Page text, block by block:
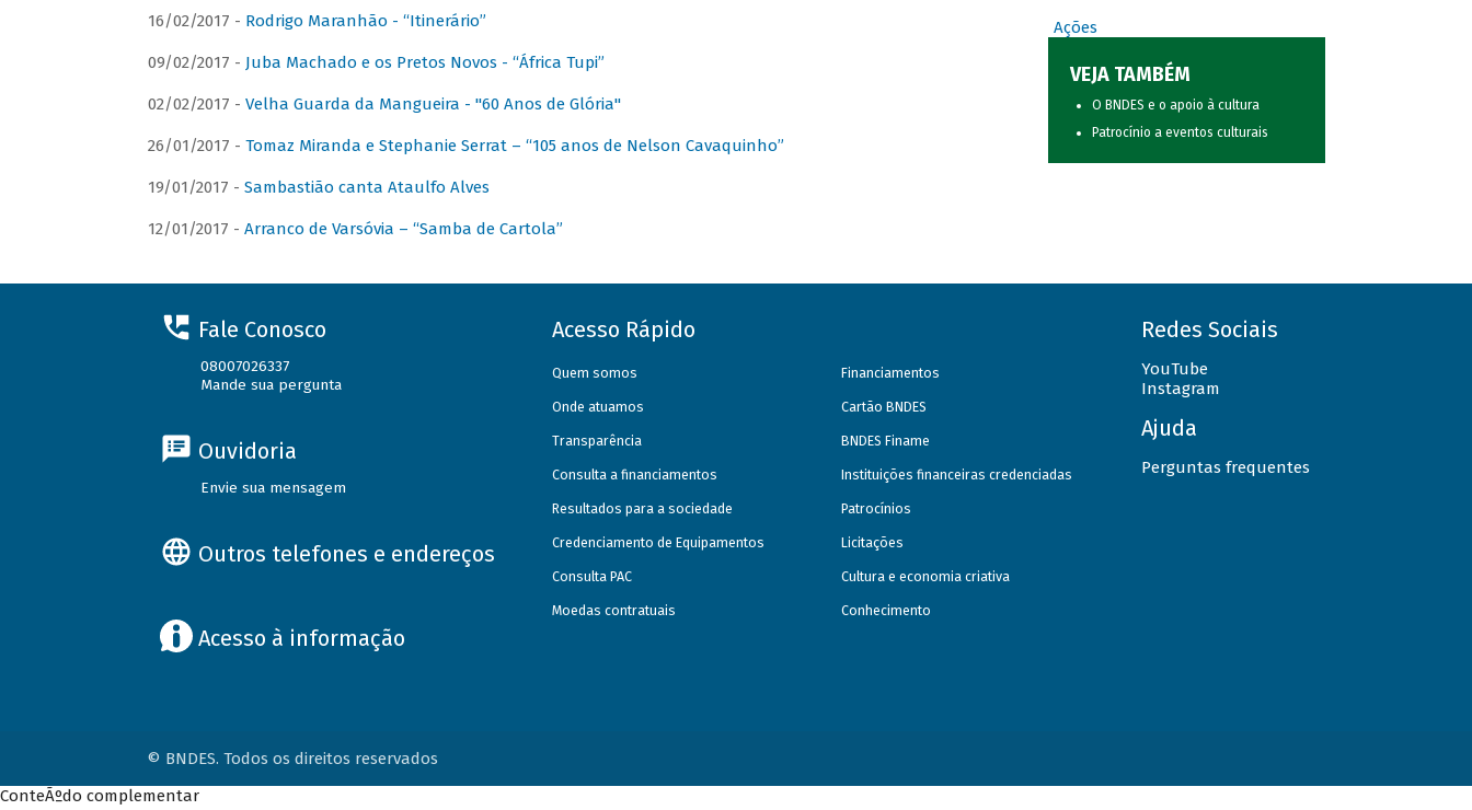
16/02/2017 - Rodrigo Maranhão - “Itinerário”
09/02/2017 - Juba Machado e os Pretos Novos - “África Tupi”
02/02/2017 - Velha Guarda da Mangueira - "60 Anos de Glória"
26/01/2017 - Tomaz Miranda e Stephanie Serrat – “105 anos de Nelson Cavaquinho”
19/01/2017 - Sambastião canta Ataulfo Alves
12/01/2017 - Arranco de Varsóvia – “Samba de Cartola”
Ações
VEJA TAMBÉM
O BNDES e o apoio à cultura
Patrocínio a eventos culturais
Fale Conosco
08007026337
Mande sua pergunta
Ouvidoria
Envie sua mensagem
Outros telefones e endereços
Acesso à informação
Acesso Rápido
Quem somos
Onde atuamos
Transparência
Consulta a financiamentos
Resultados para a sociedade
Credenciamento de Equipamentos
Consulta PAC
Moedas contratuais
Financiamentos
Cartão BNDES
BNDES Finame
Instituições financeiras credenciadas
Patrocínios
Licitações
Cultura e economia criativa
Conhecimento
Redes Sociais
YouTube
Instagram
Ajuda
Perguntas frequentes
© BNDES. Todos os direitos reservados
ConteÃºdo complementar